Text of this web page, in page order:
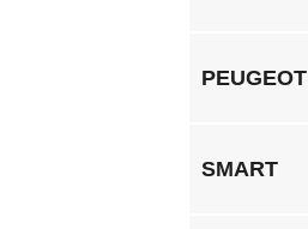
PEUGEOT
SMART